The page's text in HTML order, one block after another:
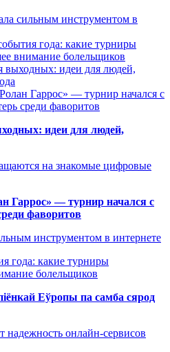
сильным инструментом в
года: какие турниры
внимание болельщиков
выходных: идеи для людей,
Гаррос» — турнир начался с
среди фаворитов
идеи для людей,
на знакомые цифровые
Гаррос» — турнир начался с
фаворитов
инструментом в интернете
года: какие турниры
болельщиков
Еўропы па самба сярод
надежность онлайн-сервисов